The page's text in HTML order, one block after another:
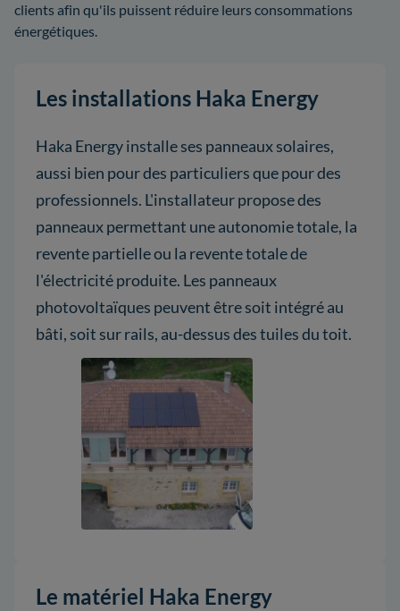
clients afin qu'ils puissent réduire leurs consommations
énergétiques.
Les installations Haka Energy
Haka Energy installe ses panneaux solaires,
aussi bien pour des particuliers que pour des
professionnels. L'installateur propose des
panneaux permettant une autonomie totale, la
revente partielle ou la revente totale de
l'électricité produite. Les panneaux
photovoltaïques peuvent être soit intégré au
bâti, soit sur rails, au-dessus des tuiles du toit.
Le matériel Haka Energy